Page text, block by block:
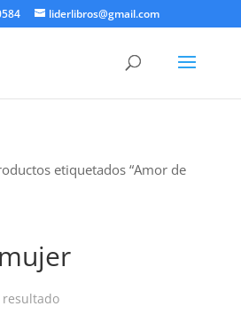
liderlibros@gmail.com
etiquetados “Amor de